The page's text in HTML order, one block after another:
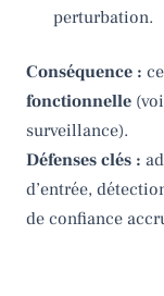
perturbation.
Conséquence :
fonctionnelle
surveillance).
Défenses clés :
d’entrée,
de confiance